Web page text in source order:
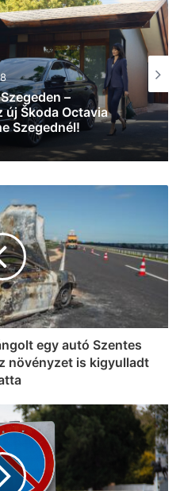
is leesett az
et nyerhetsz a
egy autó Szentes
növényzet is kigyulladt